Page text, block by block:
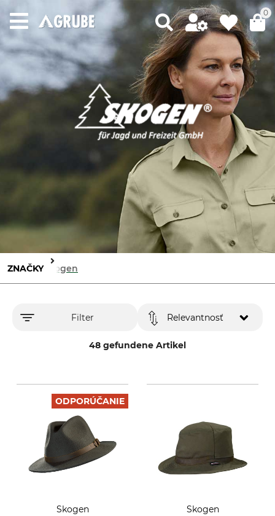
0
ZNAČKY Skogen
Filter
48 gefundene Artikel
Relevantnosť
ODPORÚČANIE
Skogen
Skogen